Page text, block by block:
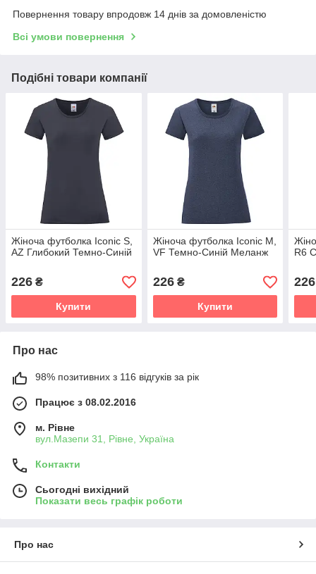
Повернення товару впродовж 14 днів за домовленістю
Всі умови повернення
Подібні товари компанії
Жіноча футболка Iconic S,
AZ Глибокий Темно-Синій
226 ₴
Купити
Жіноча футболка Iconic M,
VF Темно-Синій Меланж
226₴
Купити
R6
226
Про нас
98% позитивних з 116 відгуків за рік
Працює з 08.02.2016
м. Рівне
вул.Мазепи 31, Рівне, Україна
Контакти
Сьогодні вихідний
Показати весь графік роботи
Про нас